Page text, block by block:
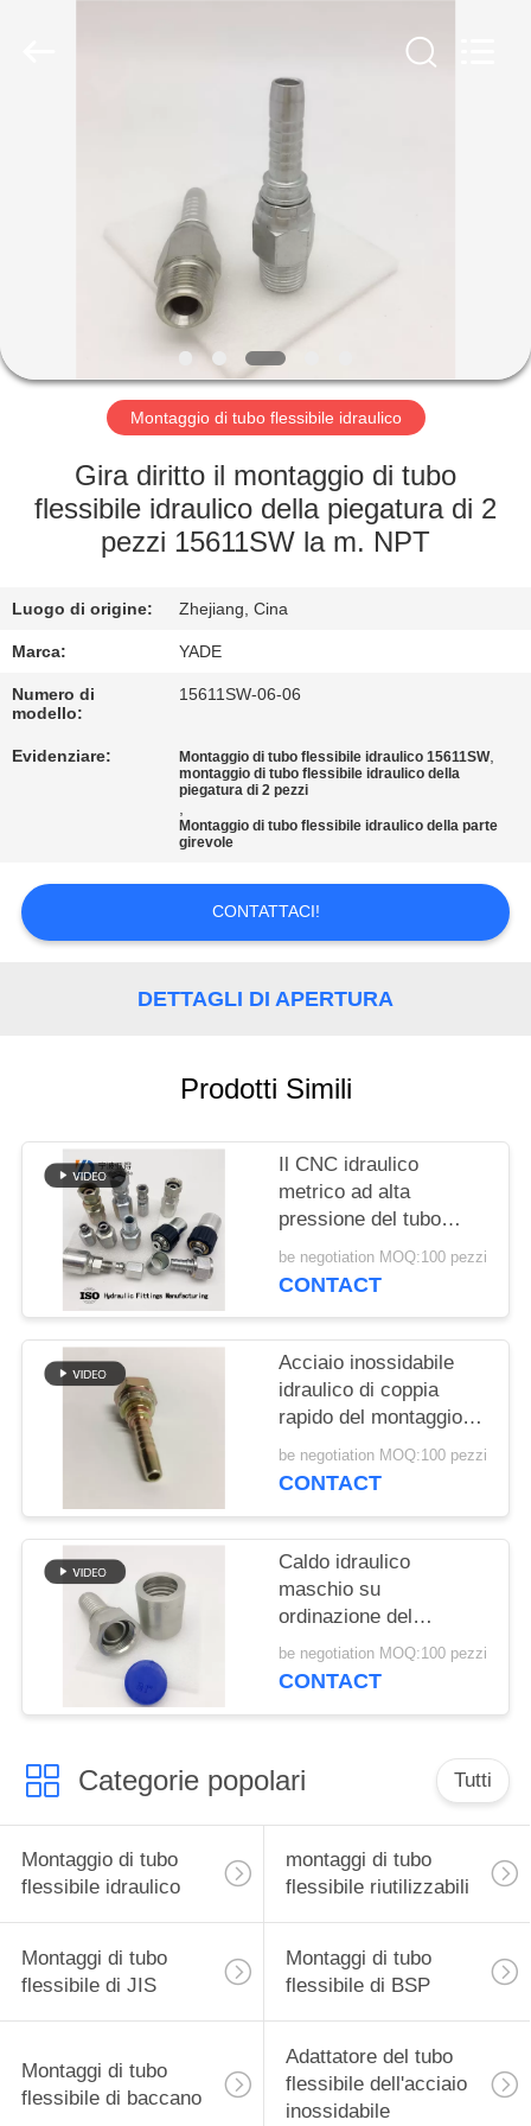
GIRO
DELLA
FABBRICA
CONTROLLO
QUALITÀ
CONTATTICI
RICHIEDA
CITAZIONE
MAPPA
Montaggio di tubo flessibile idraulico
Gira diritto il montaggio di tubo
flessibile idraulico della piegatura di 2
pezzi 15611SW la m. NPT
Luogo di origine: Zhejiang, Cina
Marca: YADE
Numero di
modello:
15611SW-06-06
Evidenziare: Montaggio di tubo flessibile idraulico 15611SW,
montaggio di tubo flessibile idraulico della
piegatura di 2 pezzi
,
Montaggio di tubo flessibile idraulico della parte
girevole
CONTATTACI!
DETTAGLI DI APERTURA
Prodotti Simili
Il CNC idraulico
metrico ad alta
pressione del tubo
flessibile zinca
placcato
be negotiation MOQ:100 pezzi
CONTACT
Acciaio inossidabile
idraulico di coppia
rapido del montaggio di
tubo flessibile del
giardino riutilizzabile
be negotiation MOQ:100 pezzi
CONTACT
Caldo idraulico
maschio su
ordinazione del
montaggio di tubo
flessibile del filo
be negotiation MOQ:100 pezzi
CONTACT
Categorie popolari Tutti
Montaggio di tubo
flessibile idraulico
montaggi di tubo
flessibile riutilizzabili
Montaggi di tubo
flessibile di JIS
Montaggi di tubo
flessibile di BSP
Montaggi di tubo
flessibile di baccano
Adattatore del tubo
flessibile dell'acciaio
inossidabile